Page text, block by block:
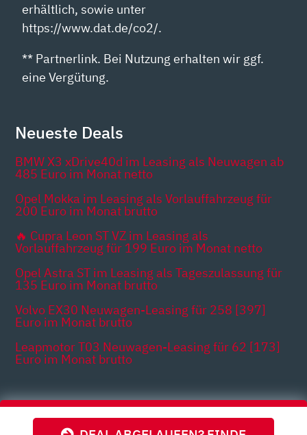
erhältlich, sowie unter
https://www.dat.de/co2/.
** Partnerlink. Bei Nutzung erhalten wir ggf.
eine Vergütung.
Neueste Deals
BMW X3 xDrive40d im Leasing als Neuwagen ab
485 Euro im Monat netto
Opel Mokka im Leasing als Vorlauffahrzeug für
200 Euro im Monat brutto
🔥 Cupra Leon ST VZ im Leasing als
Vorlauffahrzeug für 199 Euro im Monat netto
Opel Astra ST im Leasing als Tageszulassung für
135 Euro im Monat brutto
Volvo EX30 Neuwagen-Leasing für 258 [397]
Euro im Monat brutto
Leapmotor T03 Neuwagen-Leasing für 62 [173]
Euro im Monat brutto